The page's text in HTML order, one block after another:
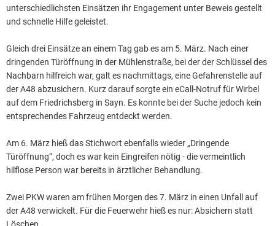
unterschiedlichsten Einsätzen ihr Engagement unter Beweis gestellt
und schnelle Hilfe geleistet.
Gleich drei Einsätze an einem Tag gab es am 5. März. Nach einer
dringenden Türöffnung in der Mühlenstraße, bei der der Schlüssel des
Nachbarn hilfreich war, galt es nachmittags, eine Gefahrenstelle auf
der A48 abzusichern. Kurz darauf sorgte ein eCall-Notruf für Wirbel
auf dem Friedrichsberg in Sayn. Es konnte bei der Suche jedoch kein
entsprechendes Fahrzeug entdeckt werden.
Am 6. März hieß das Stichwort ebenfalls wieder „Dringende
Türöffnung“, doch es war kein Eingreifen nötig - die vermeintlich
hilflose Person war bereits in ärztlicher Behandlung.
Zwei PKW waren am frühen Morgen des 7. März in einen Unfall auf
der A48 verwickelt. Für die Feuerwehr hieß es nur: Absichern statt
Löschen.